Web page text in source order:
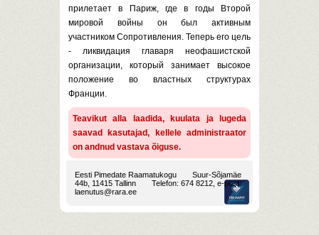
прилетает в Париж, где в годы Второй
мировой войны он был активным
участником Сопротивления. Теперь его цель
- ликвидация главаря неофашистской
организации, который занимает высокое
положение во властных структурах
Франции.
Teavikut alla laadida, kuulata ja lugeda
saavad kasutajad, kellele administraator
on andnud vastava õiguse.
Eesti Pimedate Raamatukogu
Suur-Sõjamäe
44b, 11415 Tallinn
Telefon: 674 8212, e-post:
laenutus@rara.ee